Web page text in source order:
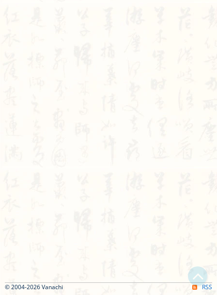
© 2004-2026 Vanachi RSS